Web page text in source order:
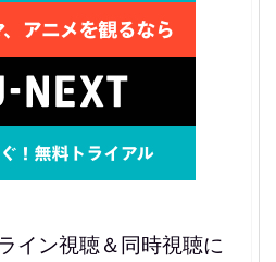
イン視聴＆同時視聴に